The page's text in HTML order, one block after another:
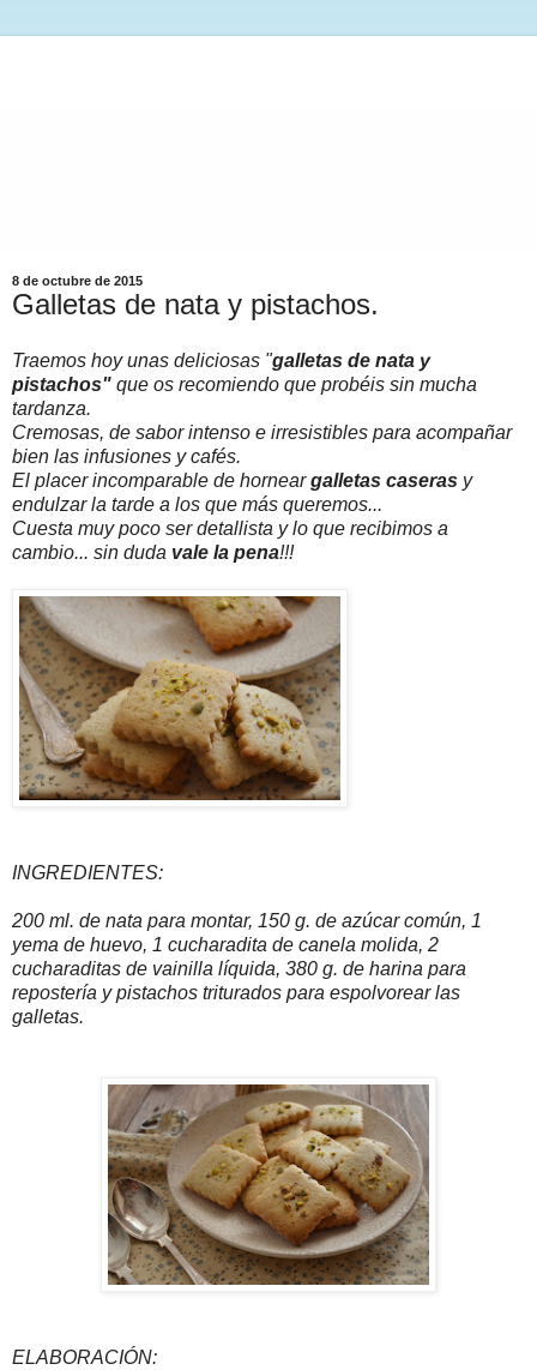
8 de octubre de 2015
Galletas de nata y pistachos.
Traemos hoy unas deliciosas "galletas de nata y
pistachos" que os recomiendo que probéis sin mucha
tardanza.
Cremosas, de sabor intenso e irresistibles para acompañar
bien las infusiones y cafés.
El placer incomparable de horneargalletas caseras y
endulzar la tarde a los que más queremos...
Cuesta muy poco ser detallista y lo que recibimos a
cambio... sin duda vale la pena!!!
INGREDIENTES:
200 ml. de nata para montar, 150 g. de azúcar común, 1
yema de huevo, 1 cucharadita de canela molida, 2
cucharaditas de vainilla líquida, 380 g. de harina para
repostería y pistachos triturados para espolvorear las
galletas.
ELABORACIÓN: